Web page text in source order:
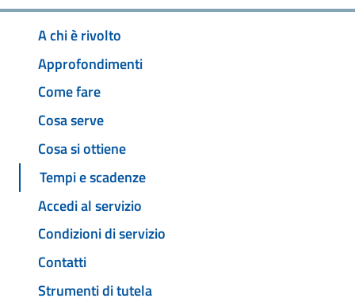
A chi è rivolto
Approfondimenti
Come fare
Cosa serve
Cosa si ottiene
Tempi e scadenze
Accedi al servizio
Condizioni di servizio
Contatti
Strumenti di tutela